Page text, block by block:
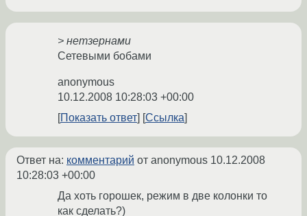
> нетзернами
Сетевыми бобами
anonymous
10.12.2008 10:28:03 +00:00
Показать ответ
Ссылка
Ответ на: комментарий от anonymous 10.12.2008
10:28:03 +00:00
Да хоть горошек, режим в две колонки то
как сделать?)